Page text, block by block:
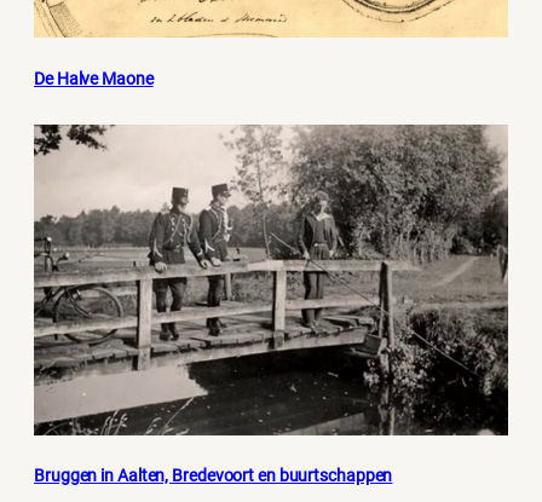
De Halve Maone
Bruggen in Aalten, Bredevoort en buurtschappen